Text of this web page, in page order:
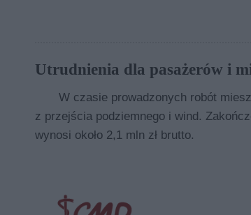
Utrudnienia dla pasażerów i
W czasie prowadzonych robót
z przejścia podziemnego i wind.
wynosi około 2,1 mln zł brutto.